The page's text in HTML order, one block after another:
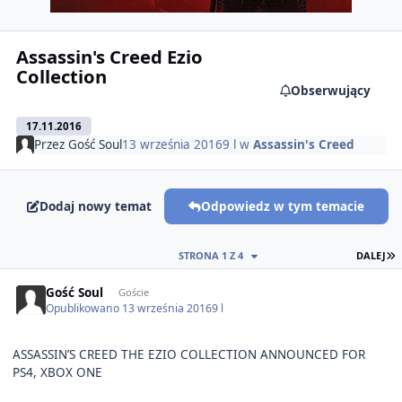
Assassin's Creed Ezio
Collection
17.11.2016
Obserwujący
Przez Gość Soul13 września 20169 l w Assassin's Creed
Dodaj nowy temat Odpowiedz w tym temacie
DALEJ
STRONA 1 Z 4
Gość Soul Goście
Opublikowano 13 września 20169 l
ASSASSIN’S CREED THE EZIO COLLECTION ANNOUNCED FOR
PS4, XBOX ONE